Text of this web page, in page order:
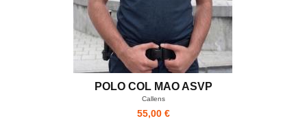
POLO COL MAO ASVP
Callens
55,00 €